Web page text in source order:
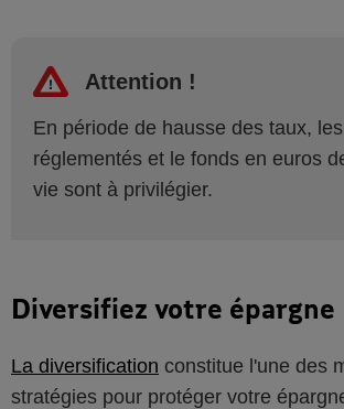
Attention !
En période de hausse des taux,
réglementés et le fonds en euros
vie sont à privilégier.
Diversifiez votre épargne
La diversification constitue l'une des
stratégies pour protéger votre